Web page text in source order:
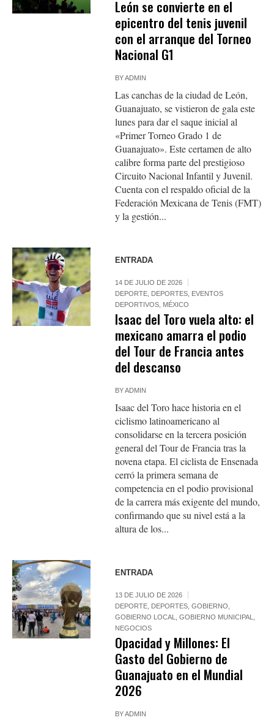
León se convierte en el
epicentro del tenis juvenil
con el arranque del Torneo
Nacional G1
BYADMIN
Las canchas de la ciudad de León,
Guanajuato, se vistieron de gala este
lunes para dar el saque inicial al
«Primer Torneo Grado 1 de
Guanajuato». Este certamen de alto
calibre forma parte del prestigioso
Circuito Nacional Infantil y Juvenil.
Cuenta con el respaldo oficial de la
Federación Mexicana de Tenis (FMT)
y la gestión...
ENTRADA
14 DE JULIO DE 2026
DEPORTE DEPORTES EVENTOS
DEPORTIVOS MÉXICO
Isaac del Toro vuela alto: el
mexicano amarra el podio
del Tour de Francia antes
del descanso
BYADMIN
Isaac del Toro hace historia en el
ciclismo latinoamericano al
consolidarse en la tercera posición
general del Tour de Francia tras la
novena etapa. El ciclista de Ensenada
cerró la primera semana de
competencia en el podio provisional
de la carrera más exigente del mundo,
confirmando que su nivel está a la
altura de los...
ENTRADA
13 DE JULIO DE 2026
DEPORTE DEPORTES ,GOBIERNO
GOBIERNO LOCAL
,GOBIERNO MUNICIPAL
NEGOCIOS
Opacidad y Millones: El
Gasto del Gobierno de
Guanajuato en el Mundial
2026
BYADMIN